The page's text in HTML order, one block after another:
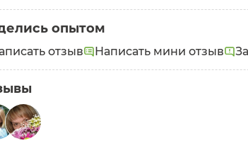
опытом
отзыв Написать мини отзыв